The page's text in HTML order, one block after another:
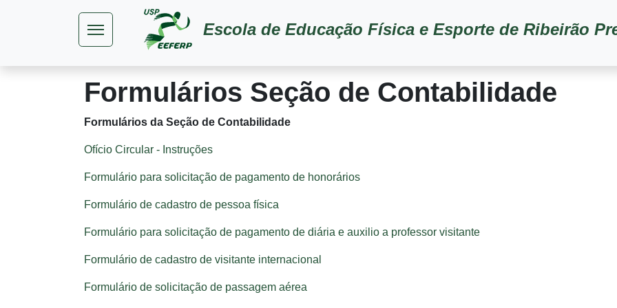
Pular para o conteúdo principal
Escola de Educação Física e Esporte de Ribeirão
Formulários Seção de Contabilidade
Formulários da Seção de Contabilidade
Ofício Circular - Instruções
Formulário para solicitação de pagamento de honorários
Formulário de cadastro de pessoa física
Formulário para solicitação de pagamento de diária e auxilio a professor visitante
Formulário de cadastro de visitante internacional
Formulário de solicitação de passagem aérea